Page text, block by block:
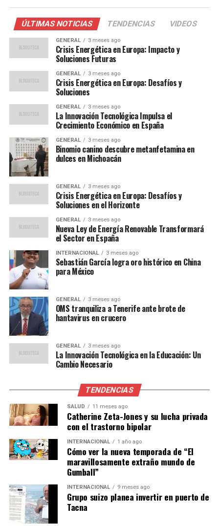
títulos en formato digital a través de Nintendo eShop
Argentina desde el primer día. Entre los juegos
destacados se encuentran
Mario Kart World ,Donkey
Kong Bananza,Super Mario Party – Jamboree
Nintendo Switch 2 Edition + Jamboree TV,Drag &
, y el recienteEA SPORTS FC 26
señalado que se sumarán nuevos lanzamientos en breve,
reflejando una política de expansión continua de su
Próximos lanzamientos y
compatibilidad
Durante los próximos meses, la eShop argentina incluirá
títulos esperados como
Nintendo Switch 2 Edition(16 de octubre),
(20 de noviembre) yMetroid Prime 4 Beyond –
estarán disponibles en formato digital. Además, la
compañía ha indicado que algunos títulos originales de
gracias a actualizaciones gratuitas, facilitando la
migración y continuidad de la experiencia de juego para
quienes cuentan con la generación anterior.
En octubre también se lanzará un pack alternativo que
incluye la Nintendo Switch Modelo OLED, el juego
Super Mario Bros.™ Wonder
individual de tres meses a Nintendo Switch Online. Este
paquete tendrá un precio sugerido de ARS $999.999 y
estará disponible a través de distribuidores oficiales en
Estrategia de mercado y
disponibilidad
La estrategia de Nintendo contempla una disponibilidad
limitada del stock, según lo señalado por Martín
Gutiérrez, gerente general de MDG / A Weber Shandwick
affiliate. Es importante remarcar que la venta está
sujeta a la disponibilidad de las unidades y que el
contenido de los paquetes puede variar según la tienda y
las condiciones de entrega.
ÚLTIMAS NOTICIAS TENDENCIAS VIDEOS
GENERAL 3 meses ago
Crisis Energética en Europa: Impacto y
Soluciones Futuras
GENERAL 3 meses ago
Crisis Energética en Europa: Desafíos y
Soluciones
GENERAL 3 meses ago
La Innovación Tecnológica Impulsa el
Crecimiento Económico en España
GENERAL 3 meses ago
Binomio canino descubre metanfetamina en
dulces en Michoacán
GENERAL 3 meses ago
Crisis Energética en Europa: Desafíos y
Soluciones en el Horizonte
GENERAL 3 meses ago
Nueva Ley de Energía Renovable Transformará
el Sector en España
INTERNACIONAL 3 meses ago
Sebastián García logra oro histórico en China
para México
GENERAL 3 meses ago
OMS tranquiliza a Tenerife ante brote de
hantavirus en crucero
GENERAL 3 meses ago
La Innovación Tecnológica en la Educación: Un
Cambio Necesario
TENDENCIAS
SALUD 11 meses ago
Catherine Zeta-Jones y su lucha privada
con el trastorno bipolar
INTERNACIONAL 1 año ago
Cómo ver la nueva temporada de “El
maravillosamente extraño mundo de
Gumball”
INTERNACIONAL 9 meses ago
Grupo suizo planea invertir en puerto de
Tacna